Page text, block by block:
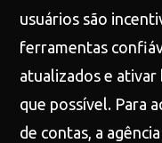
usuários são
ferramentas
atualizados e
que possível. Para
de contas, a